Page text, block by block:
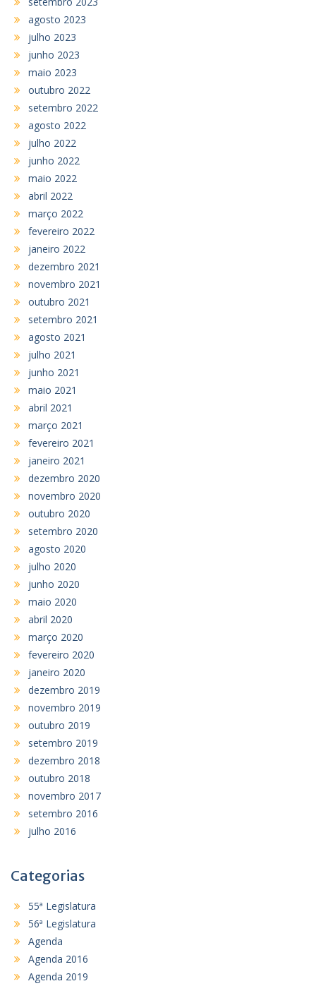
agosto 2023
julho 2023
junho 2023
maio 2023
outubro 2022
setembro 2022
agosto 2022
julho 2022
junho 2022
maio 2022
abril 2022
março 2022
fevereiro 2022
janeiro 2022
dezembro 2021
novembro 2021
outubro 2021
setembro 2021
agosto 2021
julho 2021
junho 2021
maio 2021
abril 2021
março 2021
fevereiro 2021
janeiro 2021
dezembro 2020
novembro 2020
outubro 2020
setembro 2020
agosto 2020
julho 2020
junho 2020
maio 2020
abril 2020
março 2020
fevereiro 2020
janeiro 2020
dezembro 2019
novembro 2019
outubro 2019
setembro 2019
dezembro 2018
outubro 2018
novembro 2017
setembro 2016
julho 2016
Categorias
55ª Legislatura
56ª Legislatura
Agenda
Agenda 2016
Agenda 2019